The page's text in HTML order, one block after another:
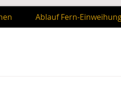
Ablauf Fern-